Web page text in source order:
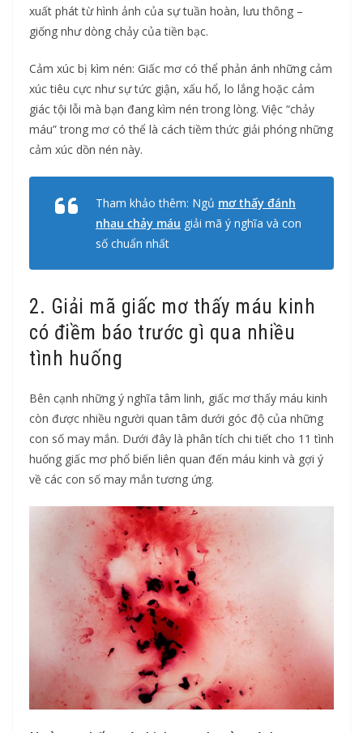
xuất phát từ hình ảnh của sự tuần hoàn, lưu thông –
giống như dòng chảy của tiền bạc.
Cảm xúc bị kìm nén: Giấc mơ có thể phản ánh những cảm
xúc tiêu cực như sự tức giận, xấu hổ, lo lắng hoặc cảm
giác tội lỗi mà bạn đang kìm nén trong lòng. Việc “chảy
máu” trong mơ có thể là cách tiềm thức giải phóng những
cảm xúc dồn nén này.
Tham khảo thêm: Ngủ mơ thấy đánh
nhau chảy máu giải mã ý nghĩa và con
số chuẩn nhất
2. Giải mã giấc mơ thấy máu kinh
có điềm báo trước gì qua nhiều
tình huống
Bên cạnh những ý nghĩa tâm linh, giấc mơ thấy máu kinh
còn được nhiều người quan tâm dưới góc độ của những
con số may mắn. Dưới đây là phân tích chi tiết cho 11 tình
huống giấc mơ phổ biến liên quan đến máu kinh và gợi ý
về các con số may mắn tương ứng.